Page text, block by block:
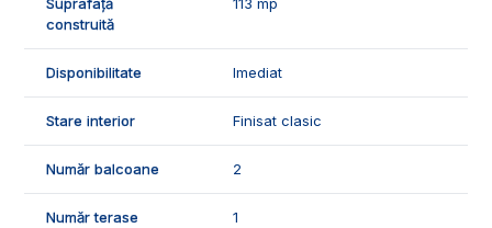
locuinta spatioasa in Centru.
📞Pentru mai multe detalii sau pentru programarea unei
vizionari, suntem disponibili pentru dumneavostra, Echipa
ID Exclusiv - 2524787
construită
Disponibilitate Imediat
Stare interior Finisat clasic
Număr balcoane 2
Număr terase 1